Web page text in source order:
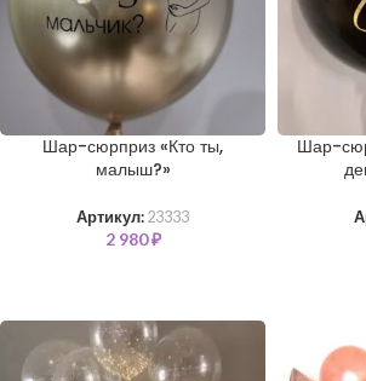
Шар-сюрприз «Кто ты,
малыш?»
Артикул: 23333
2 980₽
Шар-